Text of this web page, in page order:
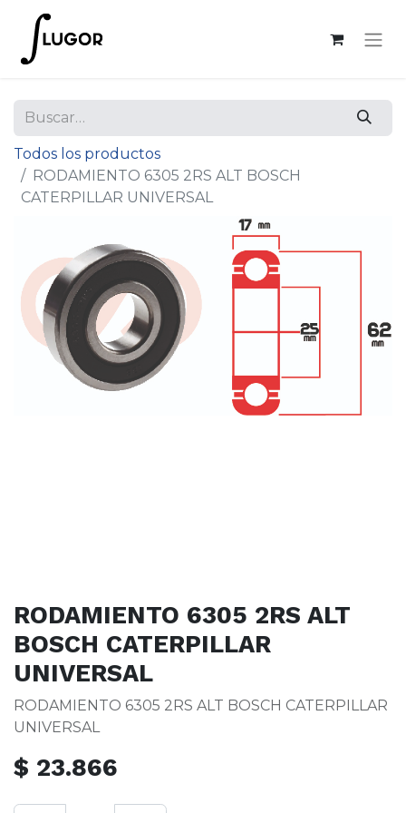
Todos los productos
RODAMIENTO 6305 2RS ALT BOSCH
CATERPILLAR UNIVERSAL
RODAMIENTO 6305 2RS ALT
BOSCH CATERPILLAR
UNIVERSAL
RODAMIENTO 6305 2RS ALT BOSCH CATERPILLAR
UNIVERSAL
$ 23.866